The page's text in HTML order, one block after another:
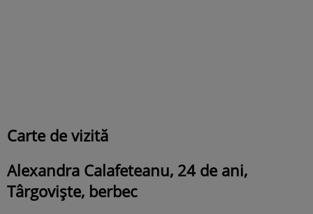
Carte de vizită
Alexandra Calafeteanu, 24 de ani,
Târgovişte, berbec